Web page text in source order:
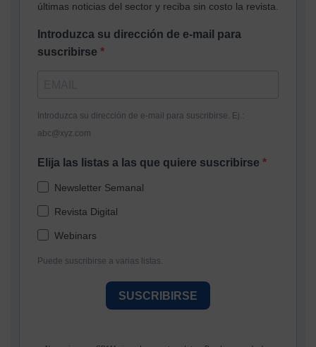
últimas noticias del sector y reciba sin costo la revista.
Introduzca su dirección de e-mail para
suscribirse
Introduzca su dirección de e-mail para suscribirse. Ej.:
abc@xyz.com
Elija las listas a las que quiere suscribirse
Newsletter Semanal
Revista Digital
Webinars
Puede suscribirse a varias listas.
SUSCRIBIRSE